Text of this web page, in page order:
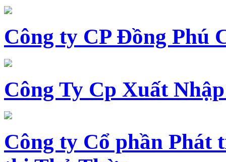
Công ty CP Đồng Phú
Công Ty Cp Xuất
Công ty Cổ phần Phát